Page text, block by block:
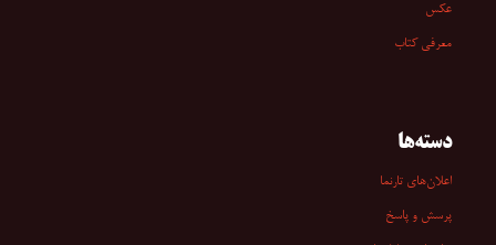
عکس
معرفی کتاب
دسته‌ها
اعلان‌های تارنما
پرسش و پاسخ